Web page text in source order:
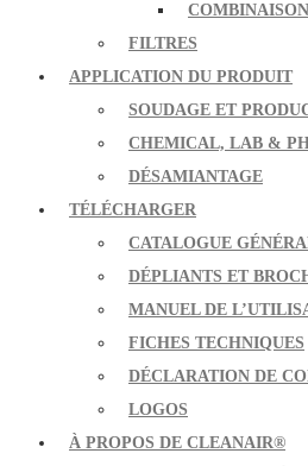
FILTRES
APPLICATION DU PRODUIT
SOUDAGE ET
CHEMICAL, LAB &
DÉSAMIANTAGE
TÉLÉCHARGER
CATALOGUE
DÉPLIANTS ET
MANUEL DE
FICHES TECHNIQUES
DÉCLARATION DE
LOGOS
À PROPOS DE CLEANAIR®